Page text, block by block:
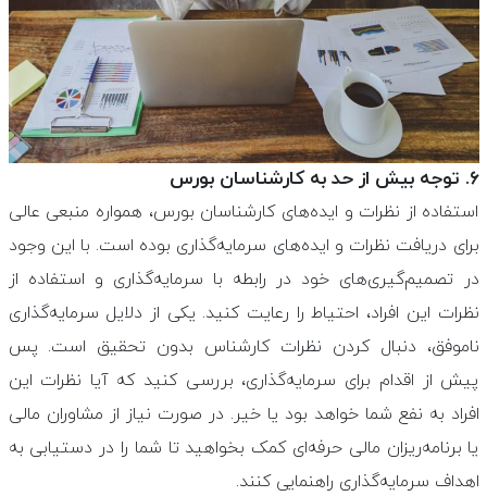
۶. توجه بیش از حد به کارشناسان بورس
استفاده از نظرات و ایده‌های کارشناسان بورس، همواره منبعی عالی
برای دریافت نظرات و ایده‌های سرمایه‌گذاری بوده است. با این وجود
در تصمیم‌گیری‌های خود در رابطه با سرمایه‌گذاری و استفاده از
نظرات این افراد، احتیاط را رعایت کنید. یکی از دلایل سرمایه‌گذاری
ناموفق، دنبال کردن نظرات کارشناس بدون تحقیق است. پس
پیش از اقدام برای سرمایه‌گذاری، بررسی کنید که آیا نظرات این
افراد به نفع شما خواهد بود یا خیر. در صورت نیاز از مشاوران مالی
یا برنامه‌ریزان مالی حرفه‌ای کمک بخواهید تا شما را در دستیابی به
اهداف سرمایه‌گذاری راهنمایی کنند.